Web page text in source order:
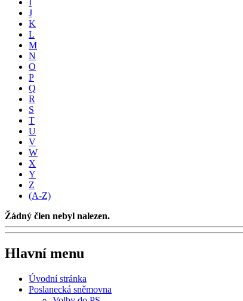
J
K
L
M
N
O
P
Q
R
S
T
U
V
W
X
Y
Z
(A-Z)
Žádný člen nebyl nalezen.
Hlavní menu
Úvodní stránka
Poslanecká sněmovna